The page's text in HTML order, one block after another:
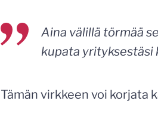
Aina välillä törmää
kupata yrityksestäsi
Tämän virkkeen voi korjata